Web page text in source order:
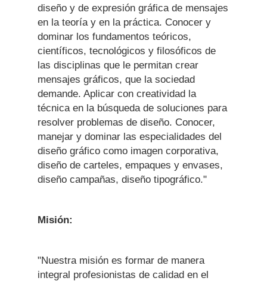
diseño y de expresión gráfica de mensajes
en la teoría y en la práctica. Conocer y
dominar los fundamentos teóricos,
científicos, tecnológicos y filosóficos de
las disciplinas que le permitan crear
mensajes gráficos, que la sociedad
demande. Aplicar con creatividad la
técnica en la búsqueda de soluciones para
resolver problemas de diseño. Conocer,
manejar y dominar las especialidades del
diseño gráfico como imagen corporativa,
diseño de carteles, empaques y envases,
diseño campañas, diseño tipográfico."
Misión:
"Nuestra misión es formar de manera
integral profesionistas de calidad en el